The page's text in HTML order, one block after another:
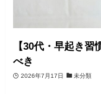
【30代・早起き
べき
2026年7月17日 未分類